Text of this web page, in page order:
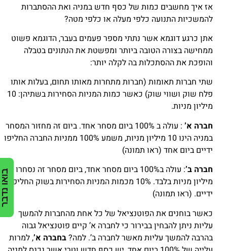
אז איך מחשבים כמות של כסף חדש במניה ואת ההסתברות
להמשכיות התנועה כלפי מעלה או כלפי מטה?
אתן כרגע דוגמא אשר נתתי מספר פעמים בעבר, הדוגמא פשוט
ממחישה בצורה הטובה ביותר ומפשטת את הנתונים בטבלה
והופכת את ההסתכלות בה לקלה יותר:
שתי חברות תאומות (חברות מתחרות מאותו תחום, בעלות אותו
פלח שוק ושווי שוק) כאשר כמות המניות הסחירות בשתיהן: 10
מיליון מניות.
חברה א’
: עולה ב 100% ביום מסחר אחד. ביום זה מחזור המסחר
במניה הינו 10 מיליון מניות, משמע 100% ממניות החברה החליפו
ידיים ביום אחד (ראו תמונה)
חברה ב’
: עולה ב100% ביום מסחר אחד, ביום מסחר זה נסחרו 1
מיליון מניות בלבד. 10% מכמות המניות הסחירות בשוק החליפו
ידיים. (ראו תמונה)
כאשר בוחנים את הפוטנציאל של כל אחת מהחברות להמשך
עליות ניתן להבחין בבירור כי לחברה א’ קיים פוטנציאל גבוה
בהרבה להמשך עליות מאשר לחברה ב’. למה?בחברה א’, למרות
בואו נדבר